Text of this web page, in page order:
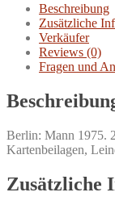
Beschreibung
Zusätzliche
Verkäufer
Reviews (0)
Fragen und
Berlin: Mann 1975.
Kartenbeilagen,
Zusätzliche